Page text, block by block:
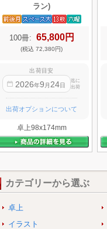
ラン)
100冊: 65,800円
(税込 72,380円)
出荷目安
2026年9 月 24日
迄に
出荷
出荷オプションについて
卓上98x174mm
カテゴリーから選ぶ
卓上
イラスト